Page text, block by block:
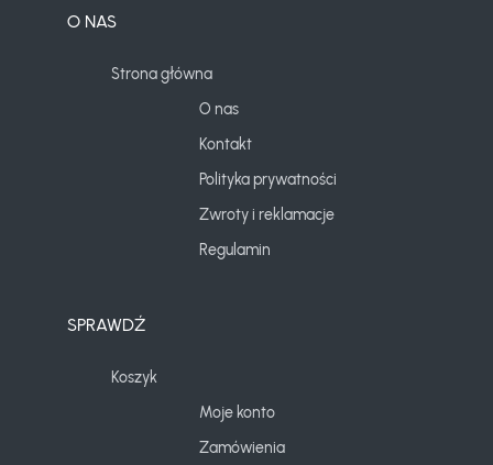
O NAS
Strona główna
O nas
Kontakt
Polityka prywatności
Zwroty i reklamacje
Regulamin
SPRAWDŹ
Koszyk
Moje konto
Zamówienia